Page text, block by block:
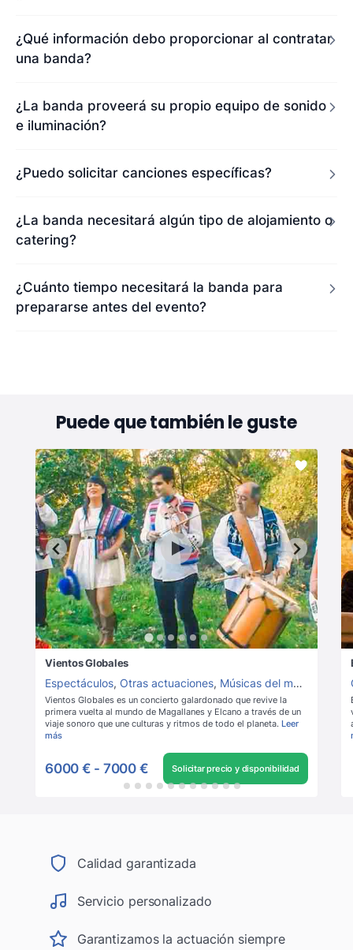
¿Qué información debo proporcionar al contratar
una banda?
¿La banda proveerá su propio equipo de sonido
e iluminación?
¿Puedo solicitar canciones específicas?
¿La banda necesitará algún tipo de alojamiento o
catering?
¿Cuánto tiempo necesitará la banda para
prepararse antes del evento?
Puede que también le guste
Vientos Globales
Espectáculos, Otras actuaciones, Músicas del mundo
Vientos Globales es un concierto galardonado que revive la
primera vuelta al mundo de Magallanes y Elcano a través de un
viaje sonoro que une culturas y ritmos de todo el planeta. Leer
más
6000 € - 7000 € Solicitar precio y disponibilidad
Calidad garantizada
Servicio personalizado
Garantizamos la actuación siempre